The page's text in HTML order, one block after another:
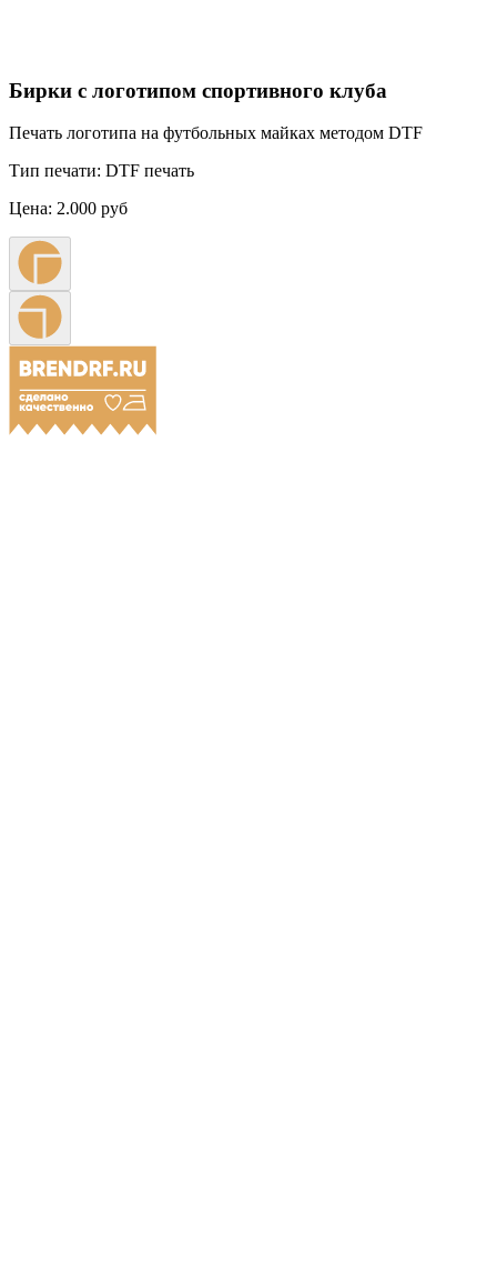
Бирки с логотипом спортивного клуба
Печать логотипа на футбольных майках методом DTF
Тип печати: DTF печать
Цена: 2.000 руб